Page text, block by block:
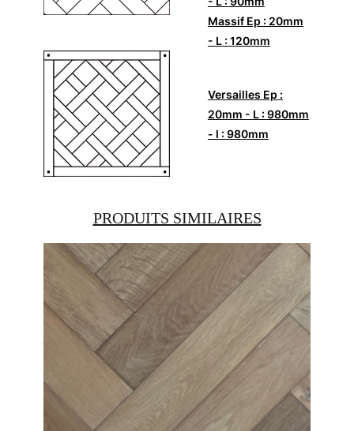
Massif Ep : 20mm
- L : 120mm
Versailles Ep :
20mm - L : 980mm
- l : 980mm
PRODUITS SIMILAIRES